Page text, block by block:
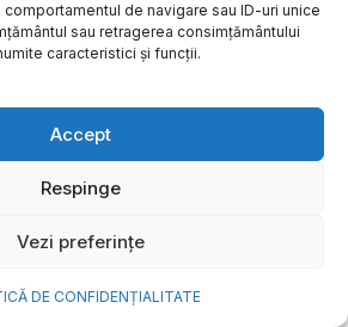
de navigare sau ID-uri unice
sau retragerea consimțământului
caracteristici și funcții.
Accept
Respinge
Vezi preferințe
DE CONFIDENȚIALITATE
amintiri ale verii într-